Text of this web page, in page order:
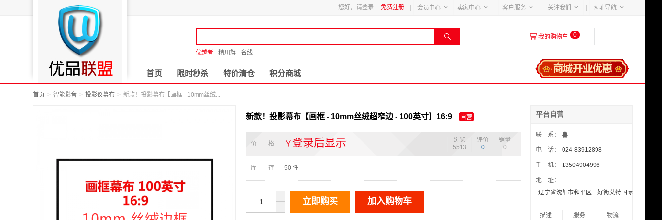
您好，请登录 免费注册 会员中心  卖家中心  客户服务  关注我们  网址导航 

优越者 精川旗 名线
 我的购物车 0
首页 限时秒杀 特价清仓 积分商城
首页 智能影音 投影仪幕布 新款！投影幕布【画框 - 10mm丝绒...
新款！投影幕布【画框 - 10mm丝绒超窄边 - 100英寸】16:9 自营
浏览
5513
评价
0
销量
0
价 格 ￥ 登录后显示
库 存 50 件
立即购买 加入购物车
平台自营
联 系：
电 话： 024-83912898
手 机： 13504904996
地 址：
辽宁省沈阳市和平区三好街艾特国际花园4-4-
描述 服务 物流